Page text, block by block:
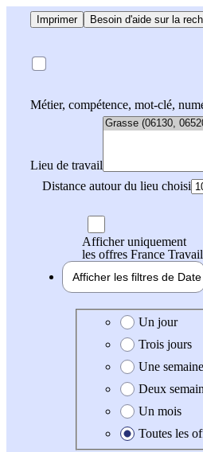
Imprimer Besoin d'aide sur la
Métier, compétence, mot-clé,
Lieu de travail
Distance autour du lieu choisi
Afficher uniquement
les offres France Travail
Afficher les filtres de
Date de création de
Un jour
Trois jours
Une semaine
Deux
Un mois
Toutes les